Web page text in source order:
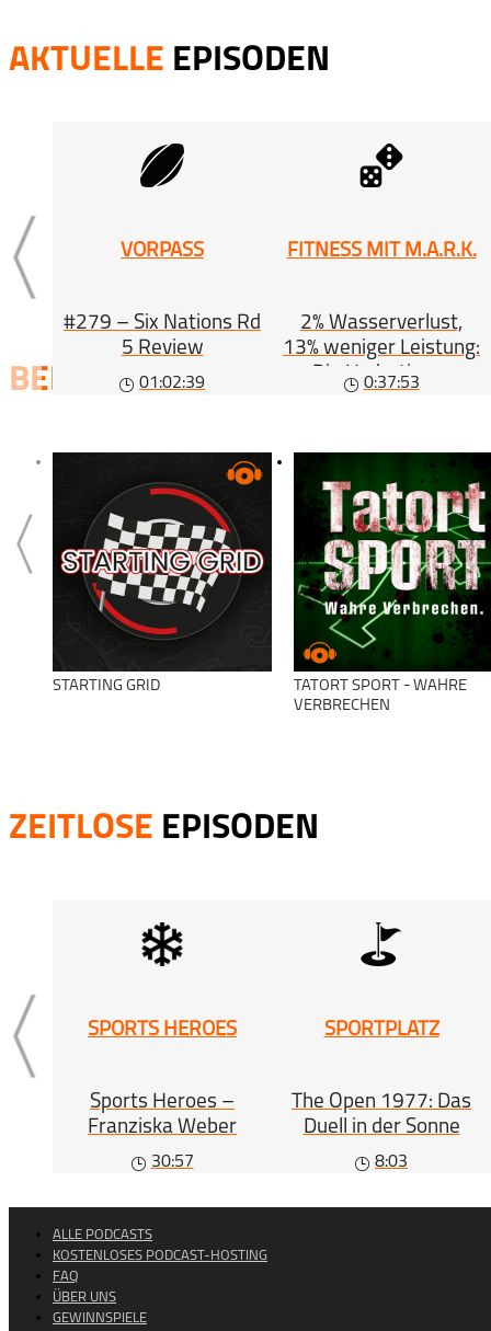
AKTUELLE EPISODEN
VORPASS
#279 – Six Nations Rd
5 Review
01:02:39
FITNESS MIT M.A.R.K.
2% Wasserverlust,
13% weniger Leistung:
Die Hydrations-
Gleichung (#563)
0:37:53
BELIEBTESERIEN
STARTING GRID
TATORT SPORT - WAHRE
VERBRECHEN
ZEITLOSE EPISODEN
SPORTS HEROES
Sports Heroes –
Franziska Weber
30:57
SPORTPLATZ
The Open 1977: Das
Duell in der Sonne
8:03
ALLE PODCASTS
KOSTENLOSES PODCAST-HOSTING
FAQ
ÜBER UNS
GEWINNSPIELE